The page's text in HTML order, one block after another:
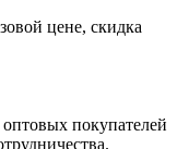
цене, скидка
покупателей